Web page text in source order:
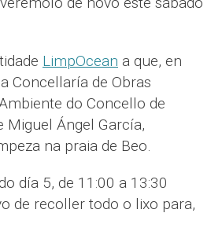
LimpOcean a que, en
Concellaría de Obras
do Concello de
Miguel Ángel García,
na praia de Beo.
día 5, de 11:00 a 13:30
de recoller todo o lixo para,